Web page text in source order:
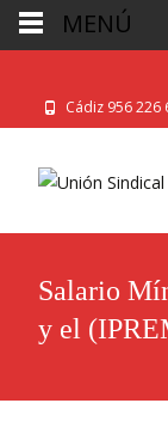
Cádiz 956 226
Salario
y el
MENÚ